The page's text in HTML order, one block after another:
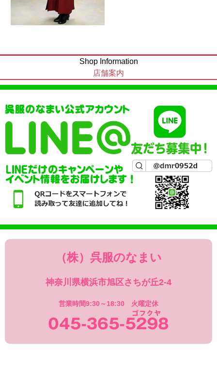
Shop Information
店舗案内
（株）呉服のなまい
神奈川県横浜市旭区さちが丘2-4
営業時間9:30～18:30 火曜定休